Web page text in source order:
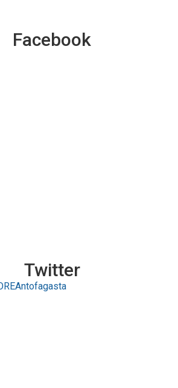
Facebook
Twitter